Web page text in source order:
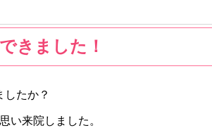
きました！
たか？
い来院しました。